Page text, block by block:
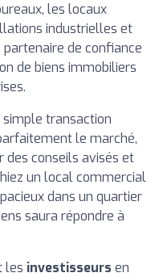
les locaux
industrielles et
de confiance
de biens immobiliers
transaction
le marché,
des conseils avisés et
un local commercial
dans un quartier
saura répondre à
les investisseurs en